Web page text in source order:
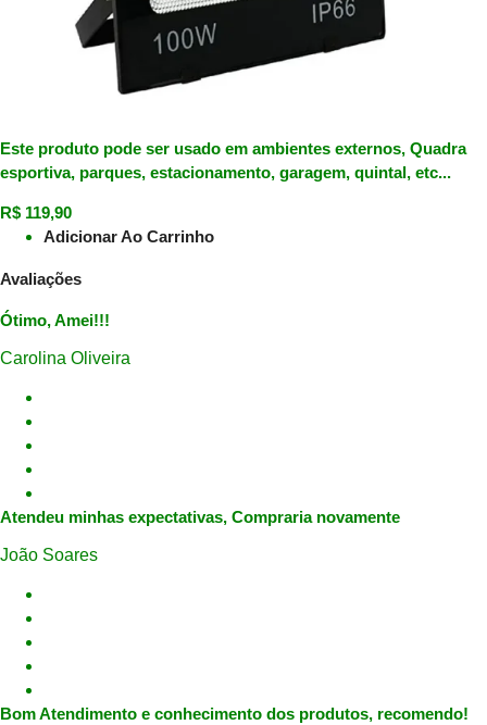
Este produto pode ser usado em ambientes externos, Quadra
esportiva, parques, estacionamento, garagem, quintal, etc...
R$ 119,90
Adicionar Ao Carrinho
Avaliações
Ótimo, Amei!!!
Carolina Oliveira
Atendeu minhas expectativas, Compraria novamente
João Soares
Bom Atendimento e conhecimento dos produtos, recomendo!